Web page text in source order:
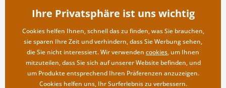
Versand- und
Rücksendung der Ware
Großhandel und
Ihre Privatsphäre ist uns wichtig
Cookies helfen Ihnen, schnell das zu finden, was Sie brauchen,
sie sparen Ihre Zeit und verhindern, dass Sie Werbung sehen,
die Sie nicht interessiert. Wir verwenden cookies, um Ihnen
mitzuteilen, dass Sie sich auf unserer Website befinden, und
um Produkte entsprechend Ihren Präferenzen anzuzeigen.
Cookies helfen uns, Ihr Surferlebnis zu verbessern.